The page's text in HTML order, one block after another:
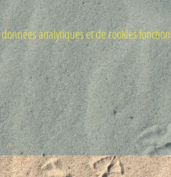
analytiques et de cookies